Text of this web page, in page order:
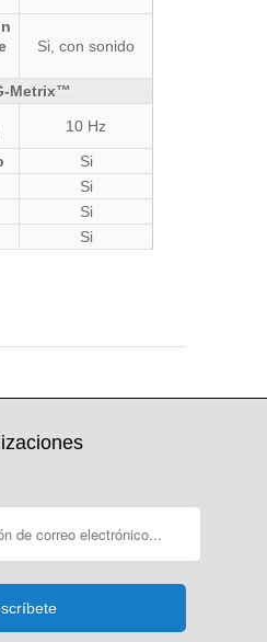
Si, con sonido
Metrix™
10 Hz
Si
Si
Si
Si